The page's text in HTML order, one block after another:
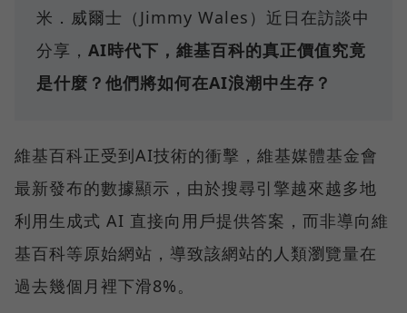
米．威爾士（Jimmy Wales）近日在訪談中
分享， AI時代下，維基百科的真正價值究竟
是什麼？他們將如何在AI浪潮中生存？
維基百科正受到AI技術的衝擊，維基媒體基金會
最新發布的數據顯示，由於搜尋引擎越來越多地
利用生成式 AI 直接向用戶提供答案，而非導向維
基百科等原始網站，導致該網站的人類瀏覽量在
過去幾個月裡下滑8%。